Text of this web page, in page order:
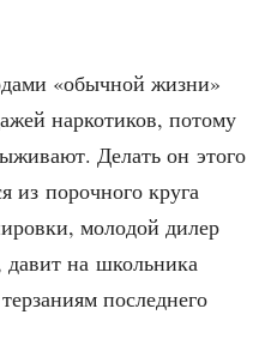
«обыч­ной жиз­ни»
нар­ко­ти­ков, пото­му
Делать он это­го
из пороч­но­го кру­га
моло­дой дилер
на школь­ни­ка
послед­не­го